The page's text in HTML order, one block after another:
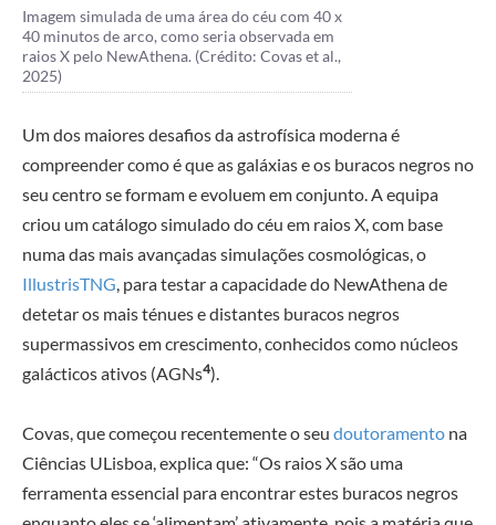
Imagem simulada de uma área do céu com 40 x
40 minutos de arco, como seria observada em
raios X pelo NewAthena. (Crédito: Covas et al.,
2025)
Um dos maiores desafios da astrofísica moderna é
compreender como é que as galáxias e os buracos negros no
seu centro se formam e evoluem em conjunto. A equipa
criou um catálogo simulado do céu em raios X, com base
numa das mais avançadas simulações cosmológicas, o
IllustrisTNG, para testar a capacidade do NewAthena de
detetar os mais ténues e distantes buracos negros
supermassivos em crescimento, conhecidos como núcleos
galácticos ativos (AGNs4).
Covas, que começou recentemente o seu doutoramento na
Ciências ULisboa, explica que: “Os raios X são uma
ferramenta essencial para encontrar estes buracos negros